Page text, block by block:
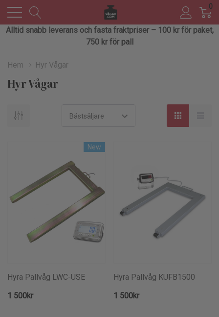
0
Alltid snabb leverans och fasta fraktpriser – 100 kr för paket,
750 kr för pall
Hem Hyr Vågar
Hyr Vågar
New
Hyra Pallvåg LWC-USE
1 500kr
Hyra Pallvåg KUFB1500
1 500kr